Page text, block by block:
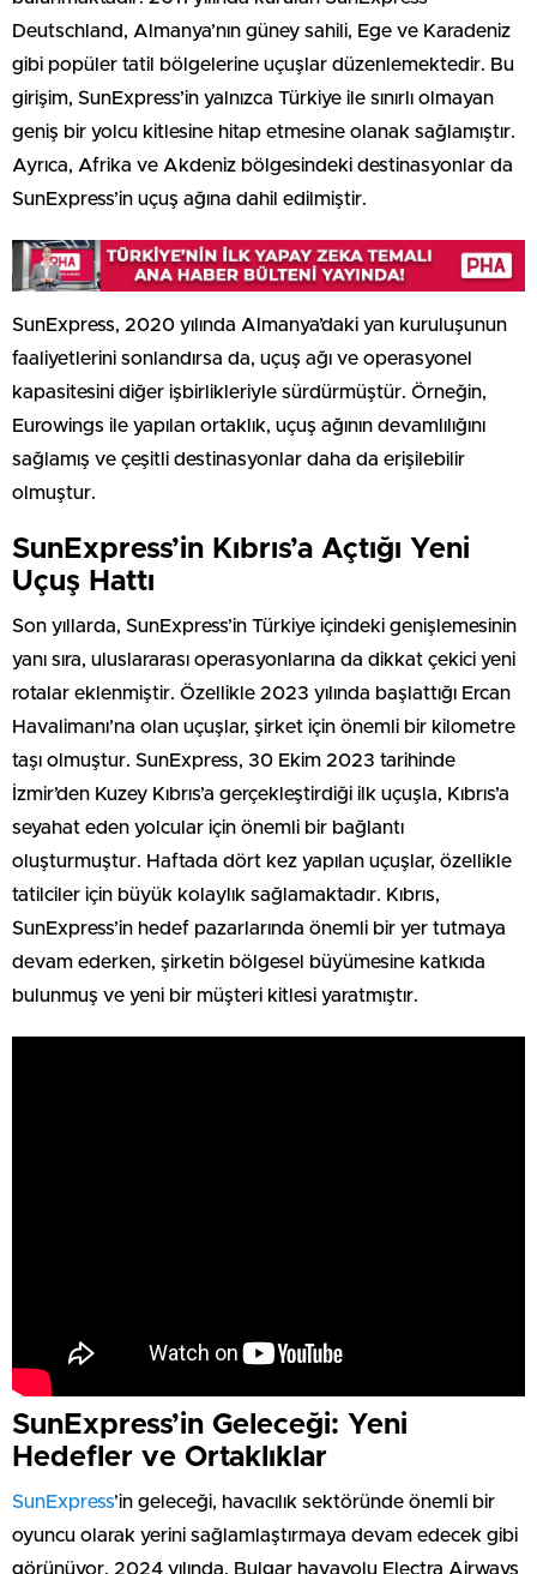
Deutschland, Almanya’nın güney sahili, Ege ve Karadeniz
gibi popüler tatil bölgelerine uçuşlar düzenlemektedir. Bu
girişim, SunExpress’in yalnızca Türkiye ile sınırlı olmayan
geniş bir yolcu kitlesine hitap etmesine olanak sağlamıştır.
Ayrıca, Afrika ve Akdeniz bölgesindeki destinasyonlar da
SunExpress’in uçuş ağına dahil edilmiştir.
SunExpress, 2020 yılında Almanya’daki yan kuruluşunun
faaliyetlerini sonlandırsa da, uçuş ağı ve operasyonel
kapasitesini diğer işbirlikleriyle sürdürmüştür. Örneğin,
Eurowings ile yapılan ortaklık, uçuş ağının devamlılığını
sağlamış ve çeşitli destinasyonlar daha da erişilebilir
olmuştur.
SunExpress’in Kıbrıs’a Açtığı Yeni
Uçuş Hattı
Son yıllarda, SunExpress’in Türkiye içindeki genişlemesinin
yanı sıra, uluslararası operasyonlarına da dikkat çekici yeni
rotalar eklenmiştir. Özellikle 2023 yılında başlattığı Ercan
Havalimanı’na olan uçuşlar, şirket için önemli bir kilometre
taşı olmuştur. SunExpress, 30 Ekim 2023 tarihinde
İzmir’den Kuzey Kıbrıs’a gerçekleştirdiği ilk uçuşla, Kıbrıs’a
seyahat eden yolcular için önemli bir bağlantı
oluşturmuştur. Haftada dört kez yapılan uçuşlar, özellikle
tatilciler için büyük kolaylık sağlamaktadır. Kıbrıs,
SunExpress’in hedef pazarlarında önemli bir yer tutmaya
devam ederken, şirketin bölgesel büyümesine katkıda
bulunmuş ve yeni bir müşteri kitlesi yaratmıştır.
SunExpress’in Geleceği: Yeni
Hedefler ve Ortaklıklar
SunExpress’in geleceği, havacılık sektöründe önemli bir
oyuncu olarak yerini sağlamlaştırmaya devam edecek gibi
görünüyor. 2024 yılında, Bulgar havayolu Electra Airways